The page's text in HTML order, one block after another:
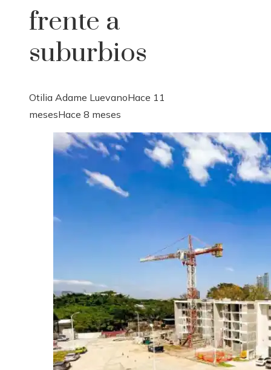
frente a
suburbios
Otilia Adame LuevanoHace 11
mesesHace 8 meses